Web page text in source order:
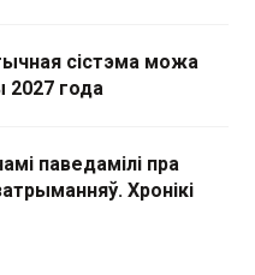
сістэма можа
2027 года
паведамілі пра
Хронікі